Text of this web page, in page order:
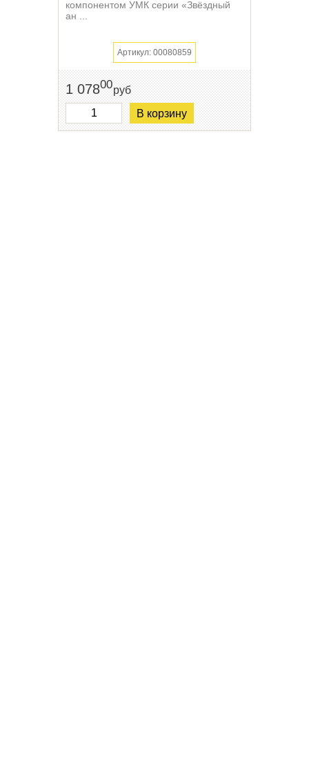
компонентом УМК серии «Звёздный
ан ...
Артикул: 00080859
1 07800руб
В корзину